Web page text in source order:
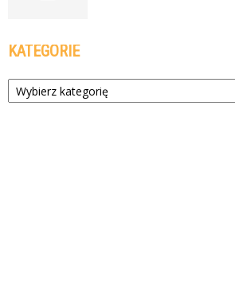
KATEGORIE
Kategorie